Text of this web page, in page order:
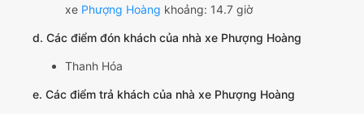
xe Phượng Hoàng khoảng: 14.7 giờ
d. Các điểm đón khách của nhà xe Phượng Hoàng
Thanh Hóa
e. Các điểm trả khách của nhà xe Phượng Hoàng